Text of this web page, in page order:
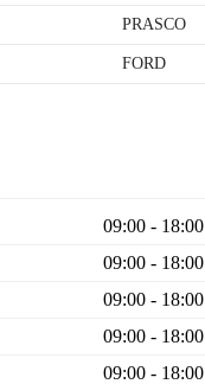
PRASCO
FORD
09:00 - 18:00
09:00 - 18:00
09:00 - 18:00
09:00 - 18:00
09:00 - 18:00